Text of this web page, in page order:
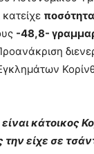
κατείχε
-48,8-
κάτοικος
την είχε σε